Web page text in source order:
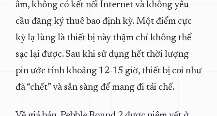
âm, không có kết nối Internet và không yêu
cầu đăng ký thuê bao định kỳ. Một điểm cực
kỳ lạ lùng là thiết bị này thậm chí không thể
sạc lại được. Sau khi sử dụng hết thời lượng
pin ước tính khoảng 12-15 giờ, thiết bị coi như
đã “chết” và sẵn sàng để mang đi tái chế.